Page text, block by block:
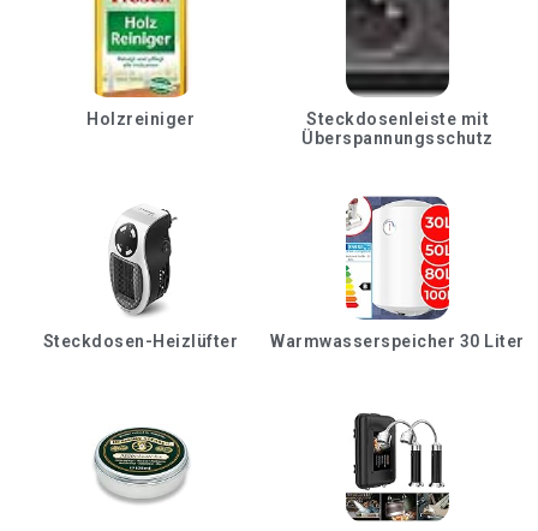
Holzreiniger
Steckdosenleiste mit
Überspannungsschutz
Steckdosen-Heizlüfter Warmwasserspeicher 30 Liter